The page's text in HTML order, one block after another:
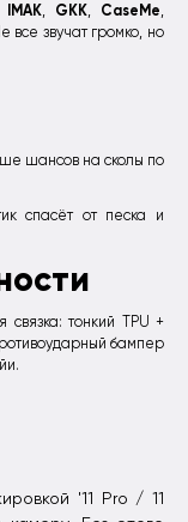
IMAK, GKK, CaseMe,
все звучат громко, но
шансов на сколы по
спасёт от песка и
связка: тонкий TPU +
бампер
'11 Pro / 11